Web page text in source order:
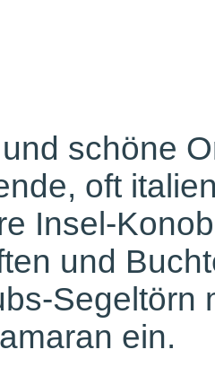
schöne
oft
Insel-
und
Segeltörn
ein.